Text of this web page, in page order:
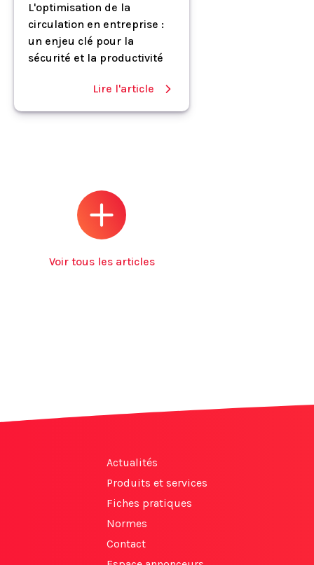
L'optimisation de la
circulation en entreprise :
un enjeu clé pour la
sécurité et la productivité
Lire l'article
Voir tous les articles
Actualités
Produits et services
Fiches pratiques
Normes
Contact